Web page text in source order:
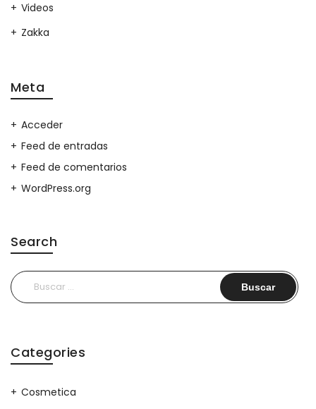
Videos
Zakka
Meta
Acceder
Feed de entradas
Feed de comentarios
WordPress.org
Search
Buscar:
Categories
Cosmetica